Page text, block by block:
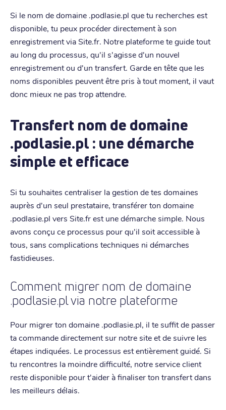
Si le nom de domaine .podlasie.pl que tu recherches est
disponible, tu peux procéder directement à son
enregistrement via Site.fr. Notre plateforme te guide tout
au long du processus, qu'il s'agisse d'un nouvel
enregistrement ou d'un transfert. Garde en tête que les
noms disponibles peuvent être pris à tout moment, il vaut
donc mieux ne pas trop attendre.
Transfert nom de domaine
.podlasie.pl : une démarche
simple et efficace
Si tu souhaites centraliser la gestion de tes domaines
auprès d'un seul prestataire, transférer ton domaine
.podlasie.pl vers Site.fr est une démarche simple. Nous
avons conçu ce processus pour qu'il soit accessible à
tous, sans complications techniques ni démarches
fastidieuses.
Comment migrer nom de domaine
.podlasie.pl via notre plateforme
Pour migrer ton domaine .podlasie.pl, il te suffit de passer
ta commande directement sur notre site et de suivre les
étapes indiquées. Le processus est entièrement guidé. Si
tu rencontres la moindre difficulté, notre service client
reste disponible pour t'aider à finaliser ton transfert dans
les meilleurs délais.